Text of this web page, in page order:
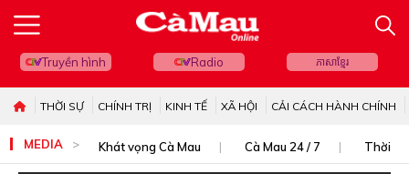
Truyền hình Radio ភាសាខ្មែរ
THỜI SỰ CHÍNH TRỊ KINH TẾ XÃ HỘI CẢI CÁCH HÀNH CHÍNH
MEDIA Khát vọng Cà Mau Cà Mau 24 / 7 Thời sự